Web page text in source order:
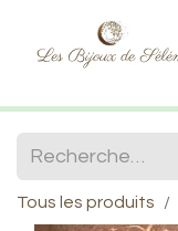
Tous les produits